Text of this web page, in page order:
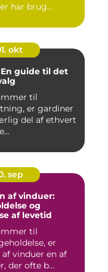
har brug...
okt
guide til det
til
er gardiner
del af ethvert
sep
af vinduer:
og
af levetid
til
er
vinduer en af
der ofte b...